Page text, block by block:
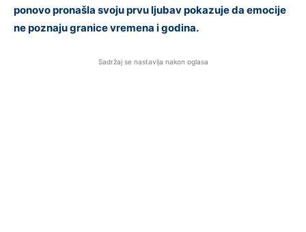
ponovo pronašla svoju prvu ljubav pokazuje da emocije
ne poznaju granice vremena i godina.
Sadržaj se nastavlja nakon oglasa